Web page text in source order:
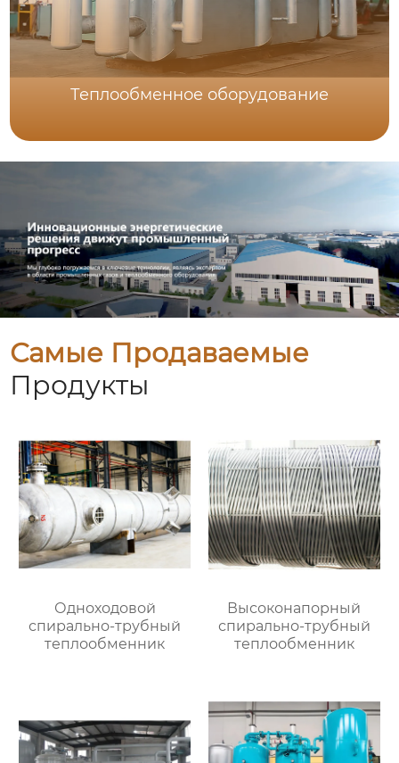
Теплообменное оборудование
Самые Продаваемые
Продукты
Одноходовой
спирально-трубный
теплообменник
Высоконапорный
спирально-трубный
теплообменник